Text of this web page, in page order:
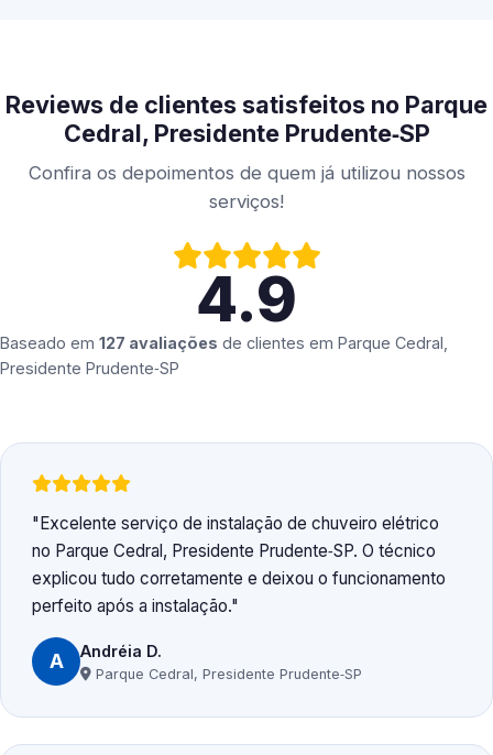
Reviews de clientes satisfeitos no Parque
Cedral, Presidente Prudente‑SP
Confira os depoimentos de quem já utilizou nossos
serviços!
4.9
Baseado em 127 avaliações de clientes em Parque Cedral,
Presidente Prudente‑SP
Excelente serviço de instalação de chuveiro elétrico
no Parque Cedral, Presidente Prudente‑SP. O técnico
explicou tudo corretamente e deixou o funcionamento
perfeito após a instalação.
A Andréia D.
Parque Cedral, Presidente Prudente‑SP